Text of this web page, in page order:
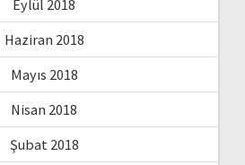
Eylül 2018
Haziran 2018
Mayıs 2018
Nisan 2018
Şubat 2018